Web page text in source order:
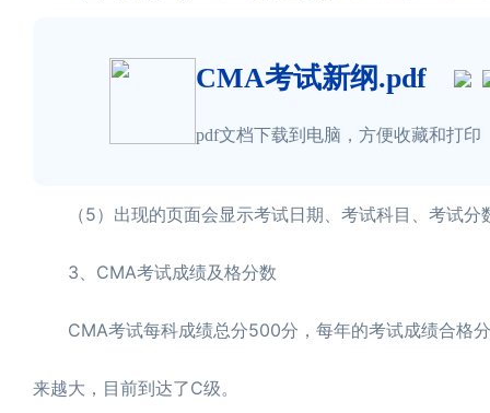
CMA考试新纲.pdf
pdf文档下载到电脑，方便收藏和打印
（5）出现的页面会显示考试日期、考试科目、考试分
3、CMA考试成绩及格分数
CMA考试每科成绩总分500分，每年的考试成绩合格
来越大，目前到达了C级。